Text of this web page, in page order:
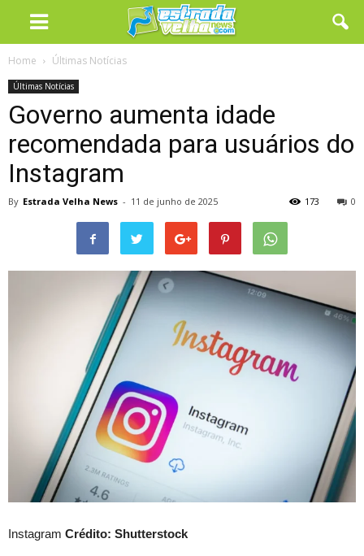
Home Últimas Notícias
Últimas Notícias
Governo aumenta idade
recomendada para usuários do
Instagram
By Estrada Velha News - 11 de junho de 2025 0
173
Instagram Crédito: Shutterstock